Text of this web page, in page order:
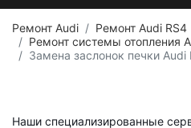
Ремонт Audi
Ремонт Audi RS4
Ремонт системы отопления
Замена заслонок печки Audi
Наши специализированные